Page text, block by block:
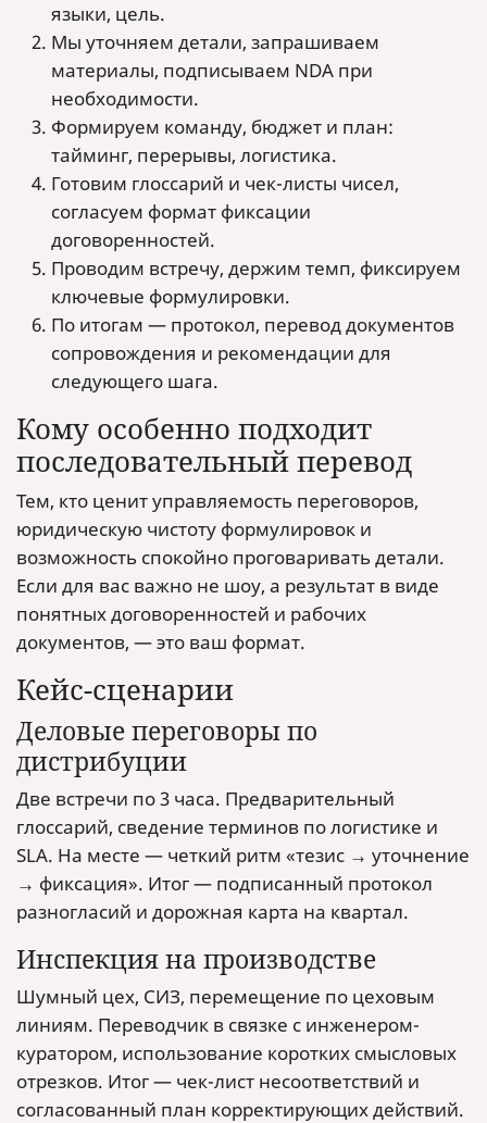
языки, цель.
Мы уточняем детали, запрашиваем
материалы, подписываем NDA при
необходимости.
Формируем команду, бюджет и план:
тайминг, перерывы, логистика.
Готовим глоссарий и чек-листы чисел,
согласуем формат фиксации
договоренностей.
Проводим встречу, держим темп, фиксируем
ключевые формулировки.
По итогам — протокол, перевод документов
сопровождения и рекомендации для
следующего шага.
Кому особенно подходит
последовательный перевод
Тем, кто ценит управляемость переговоров,
юридическую чистоту формулировок и
возможность спокойно проговаривать детали.
Если для вас важно не шоу, а результат в виде
понятных договоренностей и рабочих
документов, — это ваш формат.
Кейс-сценарии
Деловые переговоры по
дистрибуции
Две встречи по 3 часа. Предварительный
глоссарий, сведение терминов по логистике и
SLA. На месте — четкий ритм «тезис → уточнение
→ фиксация». Итог — подписанный протокол
разногласий и дорожная карта на квартал.
Инспекция на производстве
Шумный цех, СИЗ, перемещение по цеховым
линиям. Переводчик в связке с инженером-
куратором, использование коротких смысловых
отрезков. Итог — чек-лист несоответствий и
согласованный план корректирующих действий.